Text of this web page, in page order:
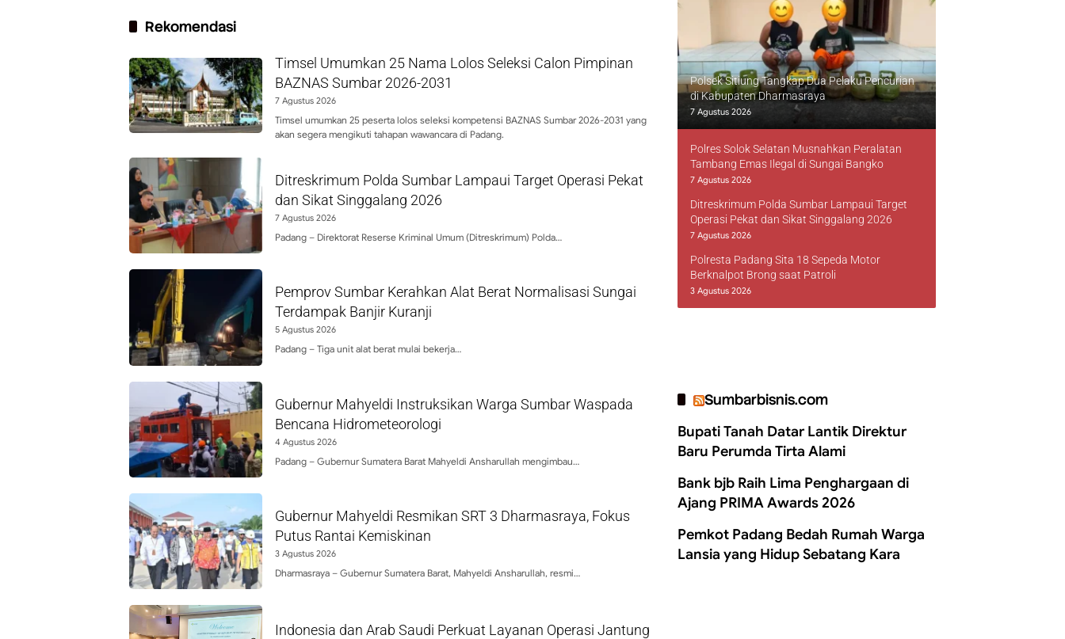
Rekomendasi
Timsel Umumkan 25 Nama Lolos Seleksi Calon Pimpinan
BAZNAS Sumbar 2026-2031
7 Agustus 2026
Timsel umumkan 25 peserta lolos seleksi kompetensi BAZNAS Sumbar 2026-2031 yang
akan segera mengikuti tahapan wawancara di Padang.
Ditreskrimum Polda Sumbar Lampaui Target Operasi Pekat
dan Sikat Singgalang 2026
7 Agustus 2026
Padang – Direktorat Reserse Kriminal Umum (Ditreskrimum) Polda…
Pemprov Sumbar Kerahkan Alat Berat Normalisasi Sungai
Terdampak Banjir Kuranji
5 Agustus 2026
Padang – Tiga unit alat berat mulai bekerja…
Gubernur Mahyeldi Instruksikan Warga Sumbar Waspada
Bencana Hidrometeorologi
4 Agustus 2026
Padang – Gubernur Sumatera Barat Mahyeldi Ansharullah mengimbau…
Gubernur Mahyeldi Resmikan SRT 3 Dharmasraya, Fokus
Putus Rantai Kemiskinan
3 Agustus 2026
Dharmasraya – Gubernur Sumatera Barat, Mahyeldi Ansharullah, resmi…
Indonesia dan Arab Saudi Perkuat Layanan Operasi Jantung
Polsek Sitiung Tangkap Dua Pelaku Pencurian
di Kabupaten Dharmasraya
7 Agustus 2026
Polres Solok Selatan Musnahkan Peralatan
Tambang Emas Ilegal di Sungai Bangko
7 Agustus 2026
Ditreskrimum Polda Sumbar Lampaui Target
Operasi Pekat dan Sikat Singgalang 2026
7 Agustus 2026
Polresta Padang Sita 18 Sepeda Motor
Berknalpot Brong saat Patroli
3 Agustus 2026
Sumbarbisnis.com
Bupati Tanah Datar Lantik Direktur
Baru Perumda Tirta Alami
Bank bjb Raih Lima Penghargaan di
Ajang PRIMA Awards 2026
Pemkot Padang Bedah Rumah Warga
Lansia yang Hidup Sebatang Kara